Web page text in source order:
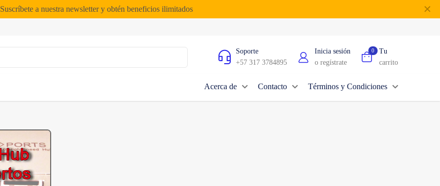
Suscríbete a nuestra newsletter y obtén beneficios ilimitados ✕
Soporte
+57 317 3784895
Inicia sesión
o regístrate
0
Tu
carrito
Acerca de Contacto Términos y Condiciones